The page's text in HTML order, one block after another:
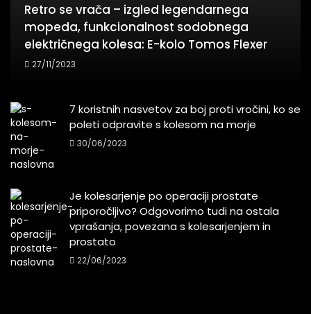
Retro se vrača – izgled legendarnega
mopeda, funkcionalnost sodobnega
električnega kolesa: E-kolo Tomos Flexer
27/11/2023
7 koristnih nasvetov za boj proti vročini, ko se
poleti odpravite s kolesom na morje
30/06/2023
Je kolesarjenje po operaciji prostate
priporočljivo? Odgovorimo tudi na ostala
vprašanja, povezana s kolesarjenjem in
prostato
22/06/2023